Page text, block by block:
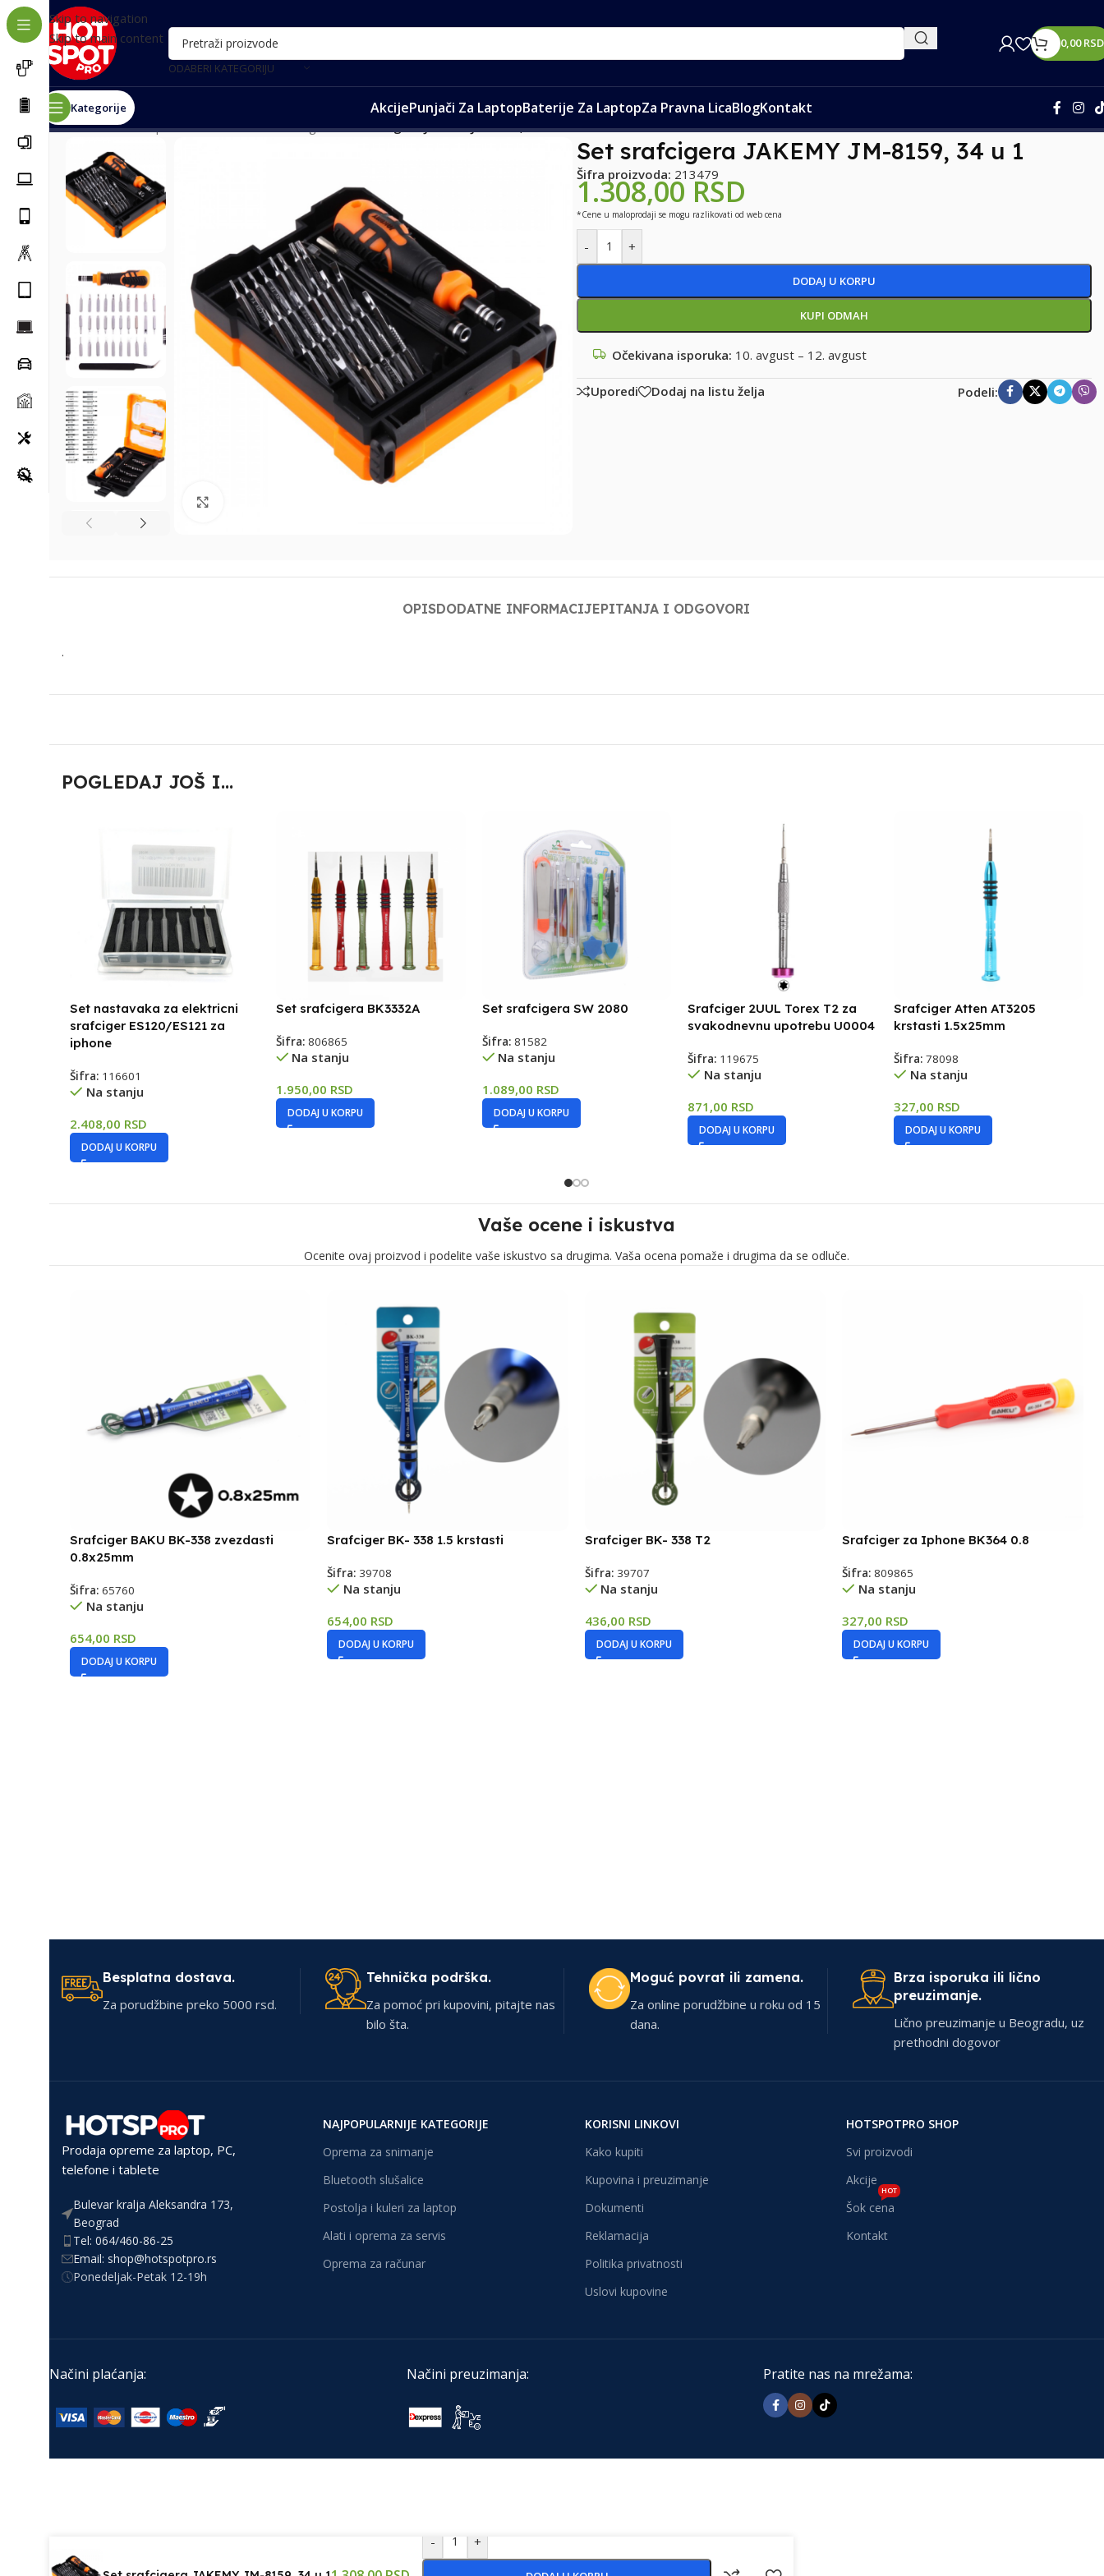
Skip to navigation
Skip to main content
ODABERI KATEGORIJU
0,00RSD
Kategorije AkcijePunjači Za LaptopBaterije Za LaptopZa Pravna LicaBlogKontakt
Почетна/Alat i oprema za servis/Alat/Srafcigeri/Set srafcigera JAKEMY JM-8159, 34 u 1
Set srafcigera JAKEMY JM-8159, 34 u 1
Šifra proizvoda: 213479
1.308,00RSD
*Cene u maloprodaji se mogu razlikovati od web cena
- +
DODAJ U KORPU
KUPI ODMAH
Očekivana isporuka: 10. avgust – 12. avgust
Uporedi Dodaj na listu želja Podeli:
OPISDODATNE INFORMACIJEPITANJA I ODGOVORI
.
POGLEDAJ JOŠ I...
Set nastavaka za elektricni
srafciger ES120/ES121 za
iphone
Šifra: 116601
Na stanju
2.408,00 RSD
DODAJ U KORPU
Set srafcigera BK3332A
Šifra: 806865
Na stanju
1.950,00 RSD
DODAJ U KORPU
Set srafcigera SW 2080
Šifra: 81582
Na stanju
1.089,00 RSD
DODAJ U KORPU
Srafciger 2UUL Torex T2 za
svakodnevnu upotrebu U0004
Šifra: 119675
Na stanju
871,00 RSD
DODAJ U KORPU
Srafciger Atten AT3205
krstasti 1.5x25mm
Šifra:78098
Na stanju
327,00 RSD
DODAJ U KORPU
Vaše ocene i iskustva
Ocenite ovaj proizvod i podelite vaše iskustvo sa drugima. Vaša ocena pomaže i drugima da se odluče.
Srafciger BAKU BK-338 zvezdasti
0.8x25mm
Šifra: 65760
Na stanju
654,00 RSD
DODAJ U KORPU
Srafciger BK- 338 1.5 krstasti
Šifra: 39708
Na stanju
654,00 RSD
DODAJ U KORPU
Srafciger BK- 338 T2
Šifra: 39707
Na stanju
436,00 RSD
DODAJ U KORPU
Srafciger za Iphone BK364 0.8
Šifra: 809865
Na stanju
327,00 RSD
DODAJ U KORPU
Besplatna dostava.
Za porudžbine preko 5000 rsd.
Tehnička podrška.
Za pomoć pri kupovini, pitajte nas
bilo šta.
Moguć povrat ili zamena.
Za online porudžbine u roku od 15
dana.
Brza isporuka ili lično
preuzimanje.
Lično preuzimanje u Beogradu, uz
prethodni dogovor
Prodaja opreme za laptop, PC,
telefone i tablete
Bulevar kralja Aleksandra 173,
Beograd
Tel: 064/460-86-25
Email: shop@hotspotpro.rs
Ponedeljak-Petak 12-19h
NAJPOPULARNIJE KATEGORIJE
Oprema za snimanje
Bluetooth slušalice
Postolja i kuleri za laptop
Alati i oprema za servis
Oprema za računar
KORISNI LINKOVI
Kako kupiti
Kupovina i preuzimanje
Dokumenti
Reklamacija
Politika privatnosti
Uslovi kupovine
HOTSPOTPRO SHOP
Svi proizvodi
Akcije
Šok cena
HOT
Kontakt
Načini plaćanja: Načini preuzimanja: Pratite nas na mrežama:
- +